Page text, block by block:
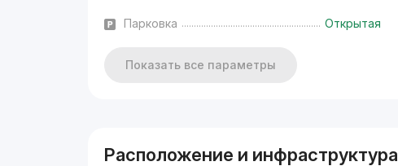
Парковка Открытая
Показать все параметры
Расположение и инфраструктура